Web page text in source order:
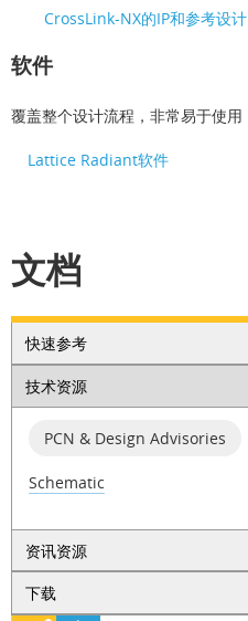
CrossLink-NX的IP和参考设计
软件
覆盖整个设计流程，非常易于使用
Lattice Radiant软件
文档
快速参考
技术资源
PCN & Design Advisories
Schematic
资讯资源
下载